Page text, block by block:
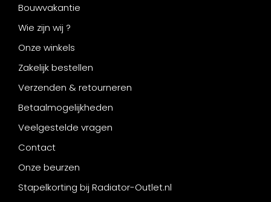
Bouwvakantie
Wie zijn wij ?
Onze winkels
Zakelijk bestellen
Verzenden & retourneren
Betaalmogelijkheden
Veelgestelde vragen
Contact
Onze beurzen
Stapelkorting bij Radiator-Outlet.nl